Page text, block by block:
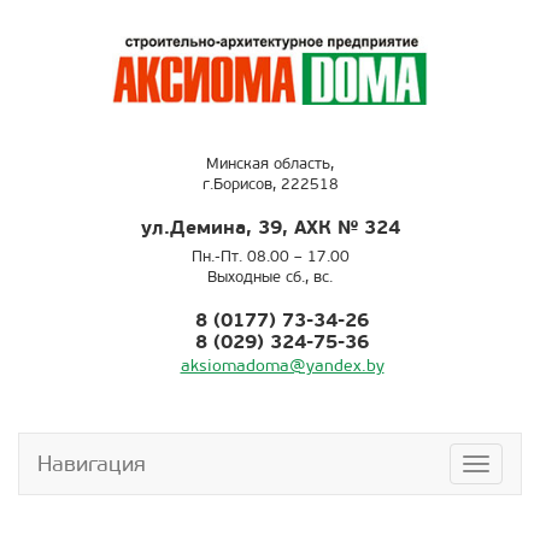
Минская область,
г.Борисов, 222518
ул.Демина, 39, АХК № 324
Пн.-Пт. 08.00 – 17.00
Выходные сб., вс.
8 (0177) 73-34-26
8 (029) 324-75-36
aksiomadoma@yandex.by
Навигация